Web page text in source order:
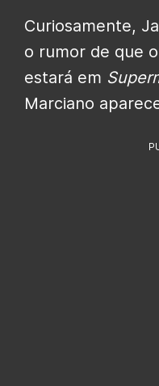
Curiosamente,
o rumor de que
estará em
Marciano